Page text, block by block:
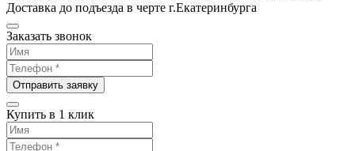
Доставка до подъезда в черте г.Екатеринбурга
Заказать звонок
Отправить заявку
Купить в 1 клик